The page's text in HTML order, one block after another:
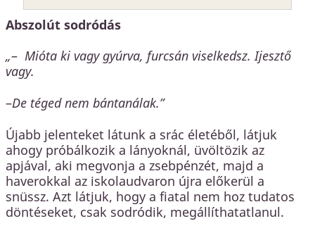
Abszolút sodródás
„– Mióta ki vagy gyúrva, furcsán viselkedsz. Ijesztő
vagy.
–De téged nem bántanálak.”
Újabb jelenteket látunk a srác életéből, látjuk
ahogy próbálkozik a lányoknál, üvöltözik az
apjával, aki megvonja a zsebpénzét, majd a
haverokkal az iskolaudvaron újra előkerül a
snüssz. Azt látjuk, hogy a fiatal nem hoz tudatos
döntéseket, csak sodródik, megállíthatatlanul.